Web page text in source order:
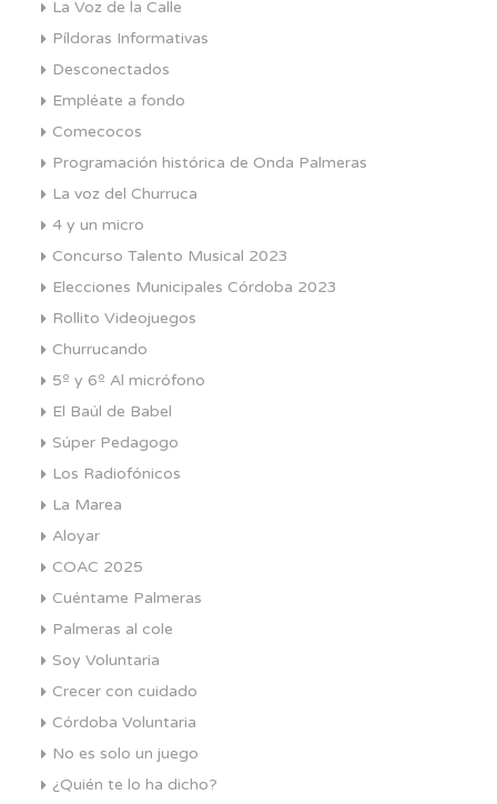
La Voz de la Calle
Píldoras Informativas
Desconectados
Empléate a fondo
Comecocos
Programación histórica de Onda Palmeras
La voz del Churruca
4 y un micro
Concurso Talento Musical 2023
Elecciones Municipales Córdoba 2023
Rollito Videojuegos
Churrucando
5º y 6º Al micrófono
El Baúl de Babel
Súper Pedagogo
Los Radiofónicos
La Marea
Aloyar
COAC 2025
Cuéntame Palmeras
Palmeras al cole
Soy Voluntaria
Crecer con cuidado
Córdoba Voluntaria
No es solo un juego
¿Quién te lo ha dicho?